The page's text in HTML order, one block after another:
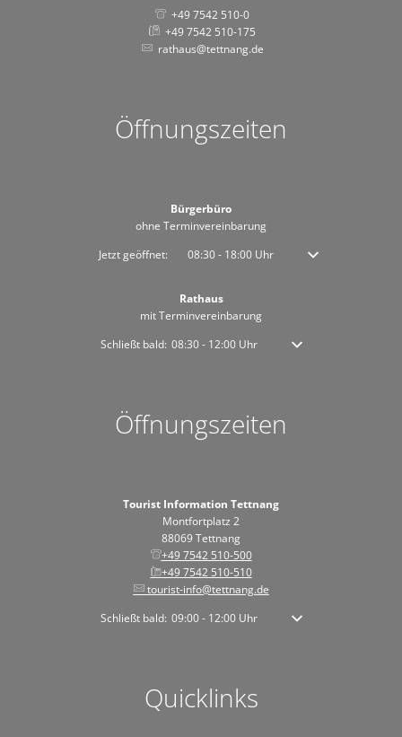
+49 7542 510-0
+49 7542 510-175
rathaus@tettnang.de
Öffnungszeiten
Bürgerbüro
ohne Terminvereinbarung
Klicken, um weitere Öffnungs- oder Schließzeiten auszublenden
Jetzt geöffnet: 08:30- 18:00Uhr Von 08:30 bis 18:00
Rathaus
mit Terminvereinbarung
Klicken, um weitere Öffnungs- oder Schließzeiten
Schließt bald: 08:30- 12:00Uhr Von 08:30 bis 12:00 Uhr
Öffnungszeiten
Tourist Information Tettnang
Montfortplatz 2
88069 Tettnang
+49 7542 510-500
+49 7542 510-510
tourist-info@tettnang.de
Klicken, um weitere Öffnungs- oder Schließzeiten
Schließt bald: 09:00- 12:00Uhr Von 09:00 bis 12:00 Uhr
Quicklinks